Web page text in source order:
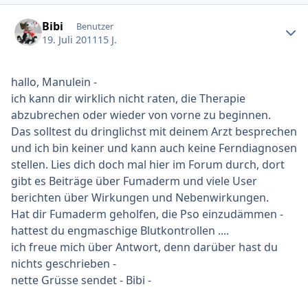
Bibi Benutzer
19. Juli 2011 15 J.
hallo, Manulein -
ich kann dir wirklich nicht raten, die Therapie
abzubrechen oder wieder von vorne zu beginnen.
Das solltest du dringlichst mit deinem Arzt besprechen
und ich bin keiner und kann auch keine Ferndiagnosen
stellen. Lies dich doch mal hier im Forum durch, dort
gibt es Beiträge über Fumaderm und viele User
berichten über Wirkungen und Nebenwirkungen.
Hat dir Fumaderm geholfen, die Pso einzudämmen -
hattest du engmaschige Blutkontrollen ....
ich freue mich über Antwort, denn darüber hast du
nichts geschrieben -
nette Grüsse sendet - Bibi -